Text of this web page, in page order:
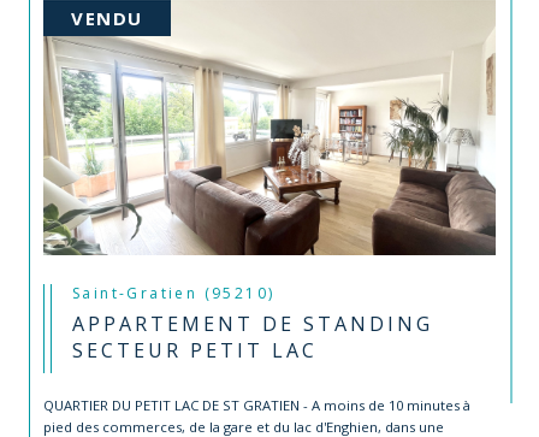
VENDU
Saint-Gratien (95210)
APPARTEMENT DE STANDING
SECTEUR PETIT LAC
QUARTIER DU PETIT LAC DE ST GRATIEN - A moins de 10 minutes à
pied des commerces, de la gare et du lac d'Enghien, dans une